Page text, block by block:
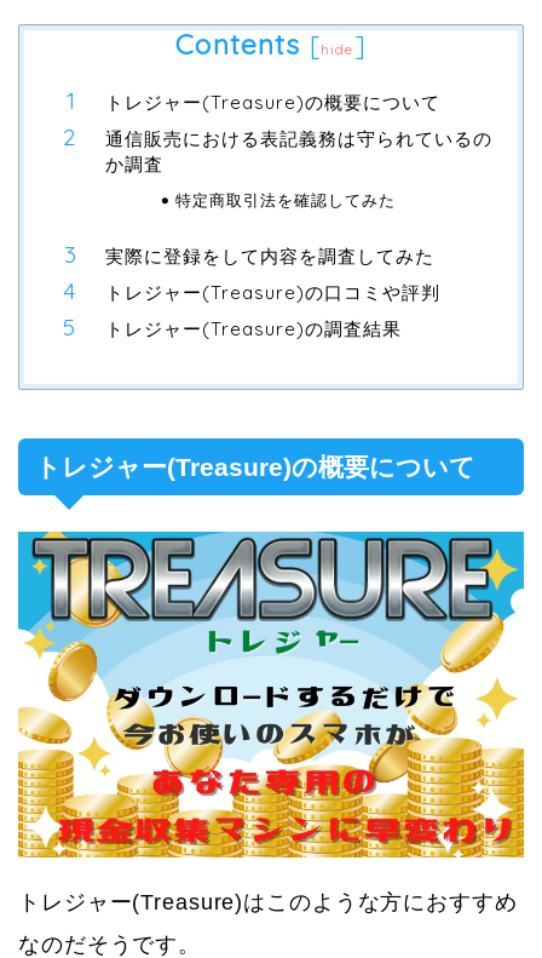
Contents [hide ]
トレジャー(Treasure)の概要について
通信販売における表記義務は守られているの
か調査
特定商取引法を確認してみた
実際に登録をして内容を調査してみた
トレジャー(Treasure)の口コミや評判
トレジャー(Treasure)の調査結果
トレジャー(Treasure)の概要について
トレジャー(Treasure)はこのような方におすすめ
なのだそうです。